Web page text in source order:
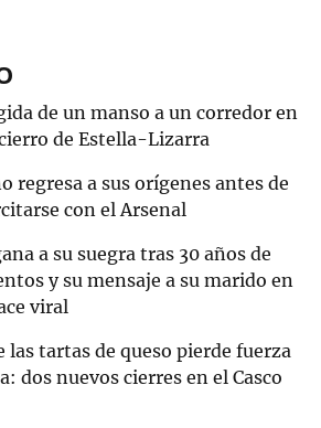
de un manso a un corredor en
de Estella-Lizarra
regresa a sus orígenes antes de
con el Arsenal
a su suegra tras 30 años de
y su mensaje a su marido en
viral
las tartas de queso pierde fuerza
dos nuevos cierres en el Casco